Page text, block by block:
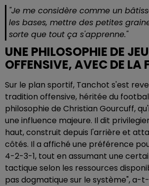
"Je me considère comme un
les bases, mettre des petites
sorte que tout ça s'apprenne."
UNE PHILOSOPHIE DE JEU
OFFENSIVE, AVEC DE LA
Sur le plan sportif, Tanchot s'est
tradition offensive, héritée du
philosophie de Christian Gourcuff,
une influence majeure. Il dit
haut, construit depuis l'arrière et
côtés. Il a affiché une préférence
4-2-3-1, tout en assumant une
tactique selon les ressources
pas dogmatique sur le système", a-